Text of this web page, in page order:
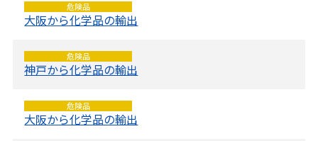
危険品
大阪から化学品の輸出
危険品
神戸から化学品の輸出
危険品
大阪から化学品の輸出